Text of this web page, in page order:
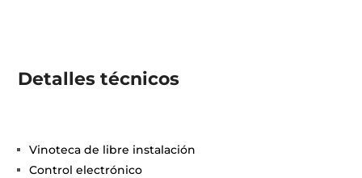
Detalles técnicos
Vinoteca de libre instalación
Control electrónico